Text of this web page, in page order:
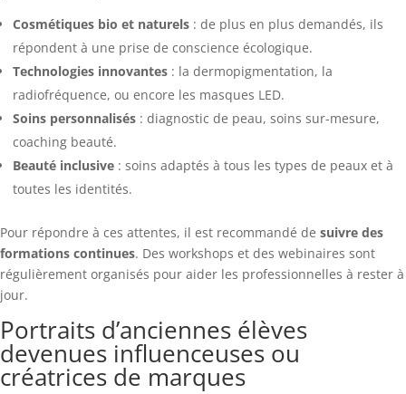
Cosmétiques bio et naturels : de plus en plus demandés, ils
répondent à une prise de conscience écologique.
Technologies innovantes : la dermopigmentation, la
radiofréquence, ou encore les masques LED.
Soins personnalisés : diagnostic de peau, soins sur-mesure,
coaching beauté.
Beauté inclusive : soins adaptés à tous les types de peaux et à
toutes les identités.
Pour répondre à ces attentes, il est recommandé de suivre des
formations continues. Des workshops et des webinaires sont
régulièrement organisés pour aider les professionnelles à rester à
jour.
Portraits d’anciennes élèves
devenues influenceuses ou
créatrices de marques